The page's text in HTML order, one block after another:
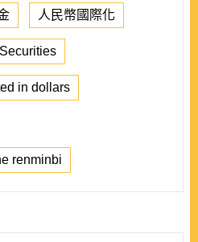
人民幣國際化
in dollars
renminbi